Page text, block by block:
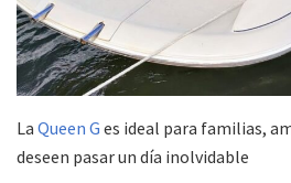
La Queen G es ideal para familias,
deseen pasar un día inolvidable